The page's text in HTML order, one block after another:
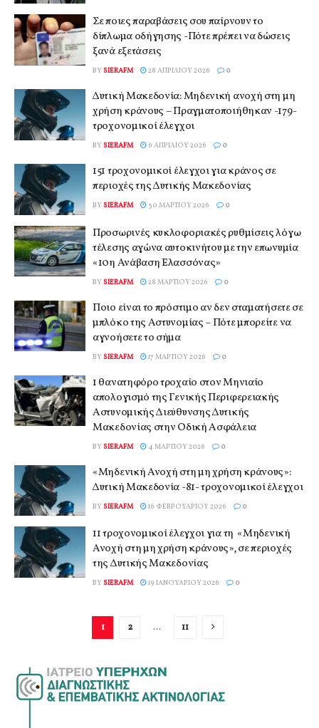
Σε ποιες παραβάσεις σου παίρνουν το
δίπλωμα οδήγησης -Πότε πρέπει να δώσεις
ξανά εξετάσεις
BY SIERAFM 28 ΑΠΡΙΛΊΟΥ 2026 0
Δυτική Μακεδονία: Μηδενική ανοχή στη μη
χρήση κράνους – Πραγματοποιήθηκαν -179-
τροχονομικοί έλεγχοι
BY SIERAFM 6 ΑΠΡΙΛΊΟΥ 2026 0
151 τροχονομικοί έλεγχοι για κράνος σε
περιοχές της Δυτικής Μακεδονίας
BY SIERAFM 30 ΜΑΡΤΊΟΥ 2026 0
Προσωρινές κυκλοφοριακές ρυθμίσεις λόγω
τέλεσης αγώνα αυτοκινήτου με την επωνυμία
«10η Ανάβαση Ελασσόνας»
BY SIERAFM 28 ΜΑΡΤΊΟΥ 2026 0
Ποιο είναι το πρόστιμο αν δεν σταματήσετε σε
μπλόκο της Αστυνομίας – Πότε μπορείτε να
αγνοήσετε το σήμα
BY SIERAFM 17 ΜΑΡΤΊΟΥ 2026 0
1 θανατηφόρο τροχαίο στον Μηνιαίο
απολογισμό της Γενικής Περιφερειακής
Αστυνομικής Διεύθυνσης Δυτικής
Μακεδονίας στην Οδική Ασφάλεια
BY SIERAFM 4 ΜΑΡΤΊΟΥ 2026 0
«Μηδενική Ανοχή στη μη χρήση κράνους»:
Δυτική Μακεδονία -81- τροχονομικοί έλεγχοι
BY SIERAFM 16 ΦΕΒΡΟΥΑΡΊΟΥ 2026 0
11 τροχονομικοί έλεγχοι για τη «Μηδενική
Ανοχή στη μη χρήση κράνους», σε περιοχές
της Δυτικής Μακεδονίας
BY SIERAFM 19 ΙΑΝΟΥΑΡΊΟΥ 2026 0
1 2 … 11